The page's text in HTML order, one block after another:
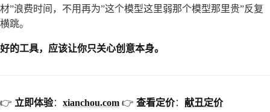
材”浪费时间，不用再为”这个模型这里弱那个模型那里贵”反复
横跳。
好的工具，应该让你只关心创意本身。
👉 立即体验： xianchou.com 👉 查看定价： 献丑定价